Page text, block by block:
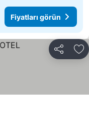
Fiyatları görün
Paylaş